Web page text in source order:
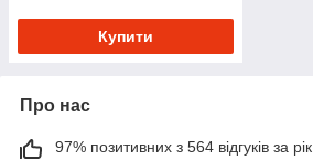
Купити
Про нас
97% позитивних з 564 відгуків за рік